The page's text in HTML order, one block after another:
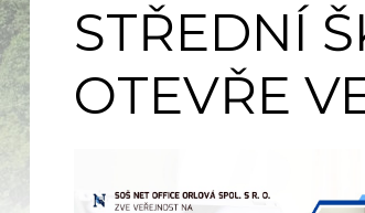
STŘEDNÍ
OTEVŘE